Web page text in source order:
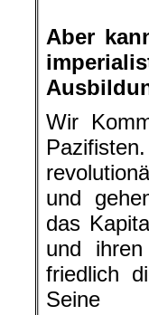
Aber
Wir
und
das
und
friedlich
Seine